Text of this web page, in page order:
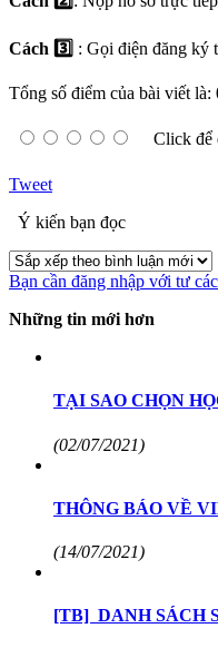
Cách 3️⃣ : Gọi điện đăng ký
Tổng số điểm của bài viết là:
Click để
Tweet
Ý kiến bạn đọc
Bạn cần đăng nhập với tư
Những tin mới hơn
TẠI SAO CHỌN
(02/07/2021)
THÔNG BÁO VỀ
(14/07/2021)
[TB] DANH SÁCH